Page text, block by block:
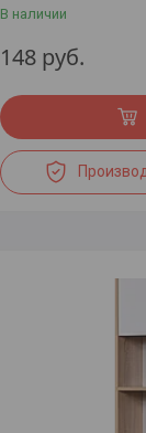
В наличии
148 руб.